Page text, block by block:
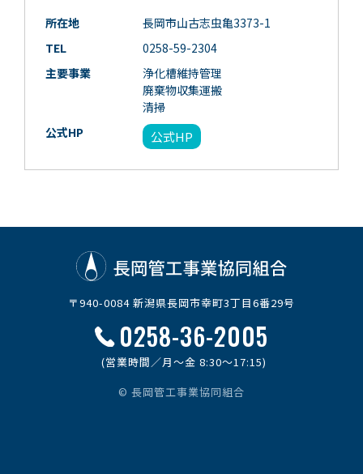
所在地
長岡市山古志虫亀3373-1
TEL
0258-59-2304
主要事業
浄化槽維持管理
廃棄物収集運搬
清掃
公式HP
公式HP
〒940-0084 新潟県長岡市幸町3丁目6番29号
0258-36-2005
(営業時間／月～金 8:30～17:15)
© 長岡管工事業協同組合